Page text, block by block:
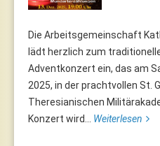
Die Arbeitsgemeinschaft
lädt herzlich zum
Adventkonzert ein, das am
2025, in der prachtvollen St.
Theresianischen
Konzert wird... Weiterlesen